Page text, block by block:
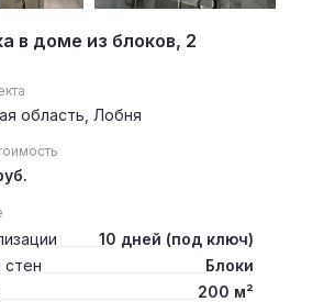
в доме из блоков, 2
область, Лобня
10 дней (под ключ)
Блоки
200 м²